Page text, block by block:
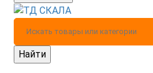
Найти